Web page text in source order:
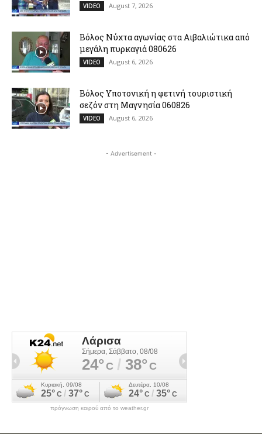
VIDEO August 7, 2026
Βόλος Νύχτα αγωνίας στα Αιβαλιώτικα από
μεγάλη πυρκαγιά 080626
VIDEO August 6, 2026
Βόλος Υποτονική η φετινή τουριστική
σεζόν στη Μαγνησία 060826
VIDEO August 6, 2026
- Advertisement -
πρόγνωση καιρού από το weather.gr